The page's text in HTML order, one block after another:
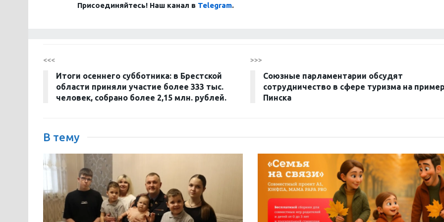
Присоединяйтесь! Наш канал в Telegram.
<<<
Итоги осеннего субботника: в Брестской
области приняли участие более 333 тыс.
человек, собрано более 2,15 млн. рублей.
>>>
Союзные парламентарии обсудят
сотрудничество в сфере туризма на
Пинска
В тему